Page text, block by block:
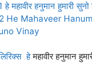
हे महावीर हनुमान हुमारी सुनो
He Mahaveer
Vinay
हेमहावीर हनुमान